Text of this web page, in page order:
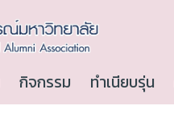
กิจกรรม ทำเนียบรุ่น